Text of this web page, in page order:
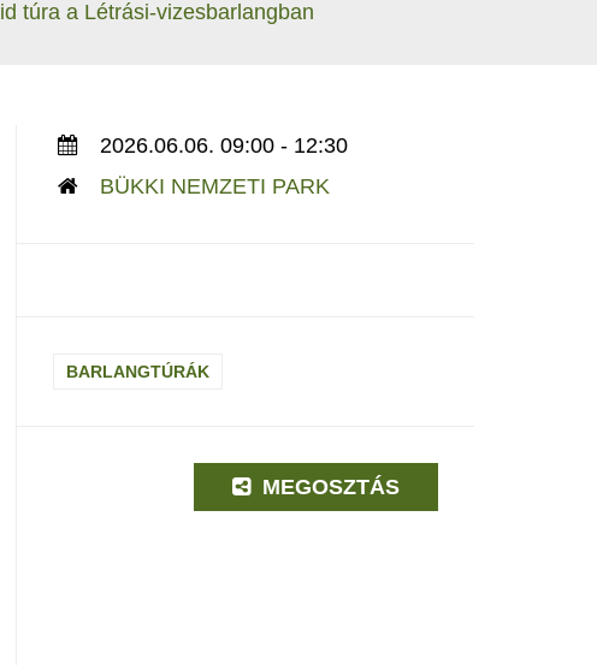
túra a Létrási-vizesbarlangban
2026.06.06. 09:00 - 12:30
BÜKKI NEMZETI PARK
BARLANGTÚRÁK
MEGOSZTÁS